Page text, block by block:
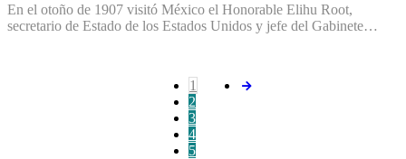
En el otoño de 1907 visitó México el Honorable Elihu Root,
secretario de Estado de los Estados Unidos y jefe del Gabinete…
1
2
3
4
5